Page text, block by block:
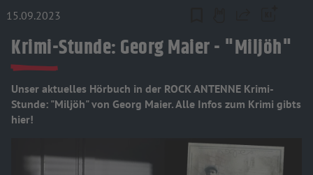
15.09.2023
Krimi-Stunde: Georg Maier - "Miljöh"
Unser aktuelles Hörbuch in der ROCK ANTENNE Krimi-
Stunde: "Miljöh" von Georg Maier. Alle Infos zum Krimi gibts
hier!